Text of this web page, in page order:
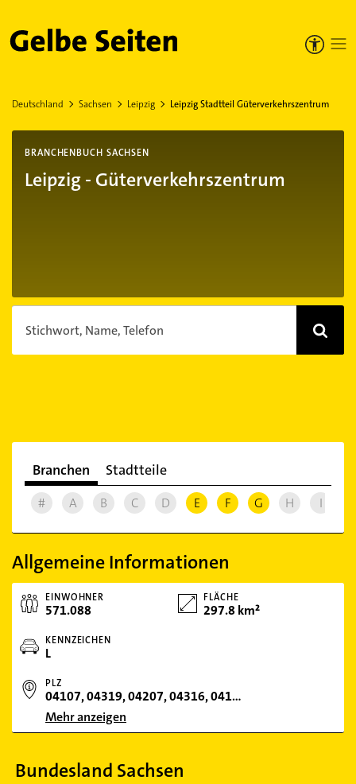
Gelbe Seiten
Deutschland Sachsen Leipzig Leipzig Stadtteil Güterverkehrszentrum
BRANCHENBUCH SACHSEN
Leipzig - Güterverkehrszentrum
Stichwort, Name, Telefon
Branchen Stadtteile
# A B C D E F G H I
Allgemeine Informationen
EINWOHNER
571.088
FLÄCHE
297.8 km²
KENNZEICHEN
L
PLZ
04107, 04319, 04207, 04316, 04109, 04159, 04299, 04275, 04288, 04179, 04277, 04249, 04105, 04158, 04349, 04157, 04178, 04205, 04356, 04289, 04315, 04155, 04103, 04329, 04129, 04317, 04177, 04229, 04328, 04209, 04279, 04347, 04318, 04357, 04001, 04111, 04134, 04139, 04165, 04175, 04183, 04187, 041
Mehr anzeigen
Bundesland Sachsen